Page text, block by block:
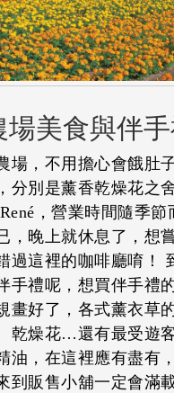
場美食與伴
場，不用擔心會餓肚
分別是薰香乾燥花之舍
，營業時間隨季
，晚上就休息了，想
過這裡的咖啡廳唷！
手禮呢，想買伴手禮
畫好了，各式薰衣草
乾燥花…還有最受遊
油，在這裡應有盡有
到販售小舖一定會滿載